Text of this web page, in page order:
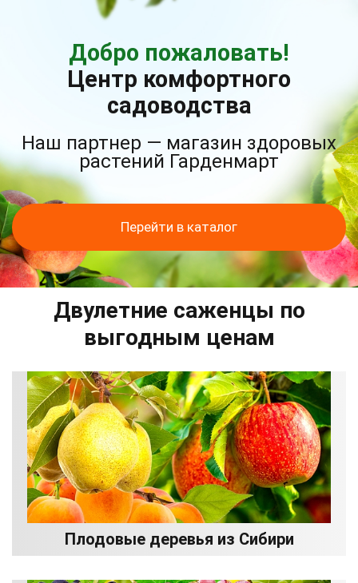
Добро пожаловать!
Центр комфортного
садоводства
Наш партнер — магазин здоровых
растений Гарденмарт
Перейти в каталог
Двулетние саженцы по
выгодным ценам
Плодовые деревья из Сибири